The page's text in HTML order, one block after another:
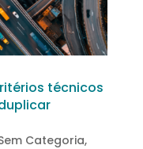
técnicos
Categoria,